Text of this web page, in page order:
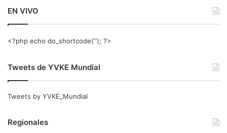
EN VIVO
<?php echo do_shortcode(‘‘); ?>
Tweets de YVKE Mundial
Tweets by YVKE_Mundial
Regionales